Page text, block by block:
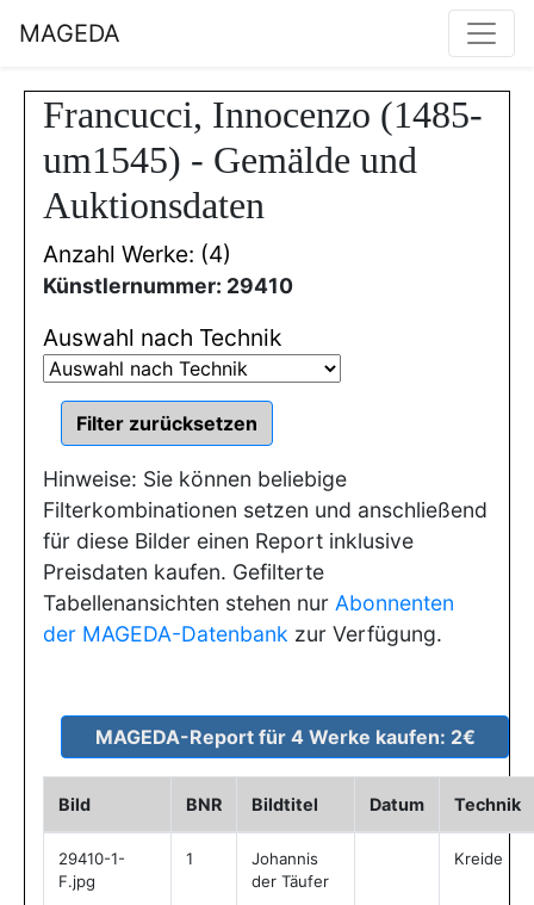
MAGEDA
Francucci, Innocenzo (1485-
um1545) - Gemälde und
Auktionsdaten
Anzahl Werke: (4)
Künstlernummer: 29410
Auswahl nach Technik
Hinweise: Sie können beliebige
Filterkombinationen setzen und anschließend
für diese Bilder einen Report inklusive
Preisdaten kaufen. Gefilterte
Tabellenansichten stehen nur Abonnenten
der MAGEDA-Datenbank zur Verfügung.
Bild BNR Bildtitel Datum Technik
29410-1-
F.jpg
1
Johannis
der Täufer
Kreide